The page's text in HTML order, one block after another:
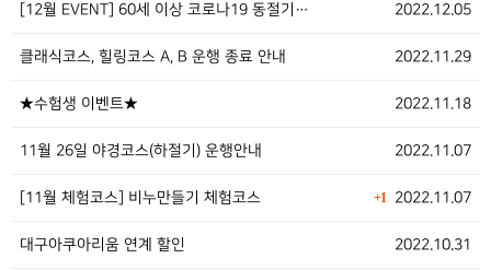
2022.12.05
[12월 EVENT] 60세 이상 코로나19 동절기…
2022.11.29
클래식코스, 힐링코스 A, B 운행 종료 안내
2022.11.18
★수험생 이벤트★
2022.11.07
11월 26일 야경코스(하절기) 운행안내
+12022.11.07
[11월 체험코스] 비누만들기 체험코스
2022.10.31
대구아쿠아리움 연계 할인